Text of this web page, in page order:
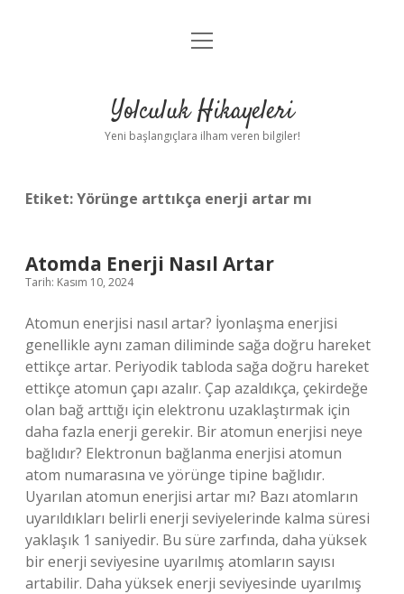
Anasayfa
Yasal Uyarı
menüyü
Yolculuk Hikayeleri
Yeni başlangıçlara ilham veren bilgiler!
Etiket:Yörünge arttıkça enerji artar mı
Atomda Enerji Nasıl Artar
Tarih: Kasım 10, 2024
Atomun enerjisi nasıl artar? İyonlaşma enerjisi
genellikle aynı zaman diliminde sağa doğru hareket
ettikçe artar. Periyodik tabloda sağa doğru hareket
ettikçe atomun çapı azalır. Çap azaldıkça, çekirdeğe
olan bağ arttığı için elektronu uzaklaştırmak için
daha fazla enerji gerekir. Bir atomun enerjisi neye
bağlıdır? Elektronun bağlanma enerjisi atomun
atom numarasına ve yörünge tipine bağlıdır.
Uyarılan atomun enerjisi artar mı? Bazı atomların
uyarıldıkları belirli enerji seviyelerinde kalma süresi
yaklaşık 1 saniyedir. Bu süre zarfında, daha yüksek
bir enerji seviyesine uyarılmış atomların sayısı
artabilir. Daha yüksek enerji seviyesinde uyarılmış